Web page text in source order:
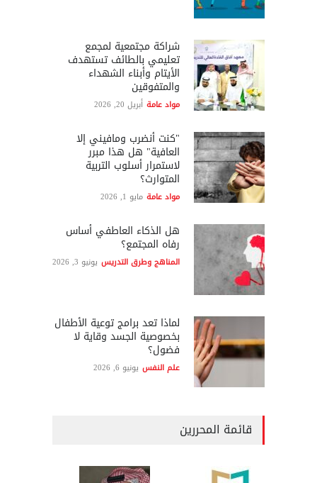
شراكة مجتمعية لمجمع
تعليمي بالطائف تستهدف
الأيتام وأبناء الشهداء
والمتفوقين
مواد عامة أبريل 20, 2026
"كنت أنضرب ومافيني إلا
العافية" هل هذا مبرر
لاستمرار أسلوب التربية
المتوارث؟
مواد عامة مايو 1, 2026
هل الذكاء العاطفي أساس
رفاه المجتمع؟
المناهج وطرق التدريس يونيو 3, 2026
لماذا تعد برامج توعية الأطفال
بخصوصية الجسد وقاية لا
فضول؟
علم النفس يونيو 6, 2026
قائمة المحررين